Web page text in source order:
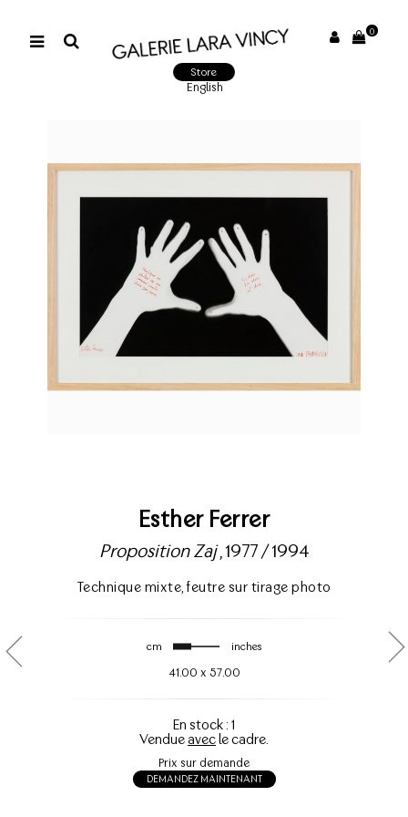
0
Store
English
Esther Ferrer
Proposition Zaj, 1977 / 1994
Technique mixte,feutre sur tirage photo
cm inches
41.00 x 57.00
En stock : 1
Vendueavecle cadre.
Prix sur demande
DEMANDEZ MAINTENANT